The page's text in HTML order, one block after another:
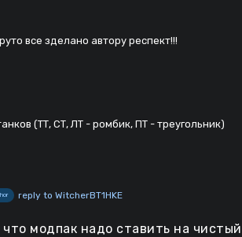
все зделано автору респект!!!
(ТТ, СТ, ЛТ - ромбик, ПТ - треугольник)
reply to WitcherBT1HKE
модпак надо ставить на чистый